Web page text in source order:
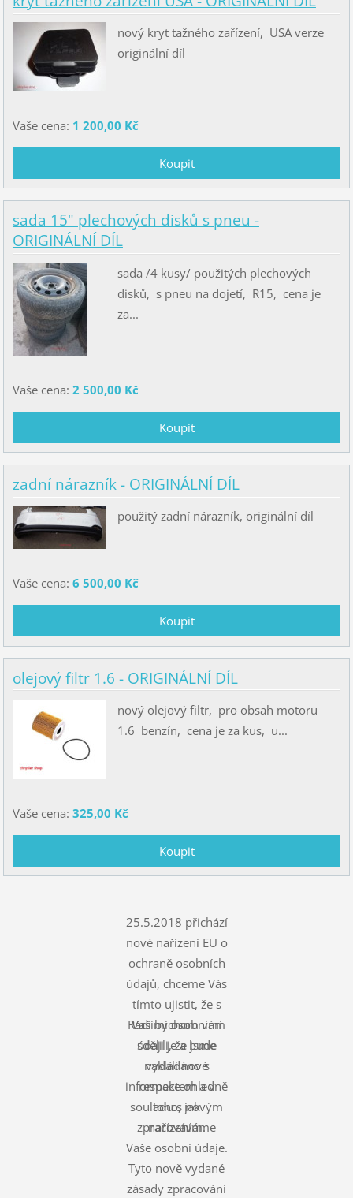
nový kryt tažného zařízení, USA verze
originální díl
Vaše cena: 1 200,00 Kč
sada 15" plechových disků s pneu -
ORIGINÁLNÍ DÍL
sada /4 kusy/ použitých plechových
disků, s pneu na dojetí, R15, cena je
za...
Vaše cena: 2 500,00 Kč
zadní nárazník - ORIGINÁLNÍ DÍL
použitý zadní nárazník, originální díl
Vaše cena: 6 500,00 Kč
olejový filtr 1.6 - ORIGINÁLNÍ DÍL
nový olejový filtr, pro obsah motoru
1.6 benzín, cena je za kus, u...
Vaše cena: 325,00 Kč
25.5.2018 přichází
nové nařízení EU o
ochraně osobních
údajů, chceme Vás
tímto ujistit, že s
Vašimi osobními
údaji je a bude
nakládáno s
respektem a v
souladu s novým
nařízením.
Rádi bychom vám
sdělili, že jsme
vydali nové
informace ohledně
toho, jak
zpracováváme
Vaše osobní údaje.
Tyto nově vydané
zásady zpracování